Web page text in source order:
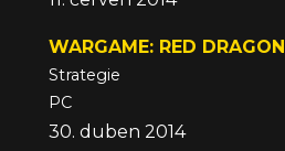
WARGAME: RED DRAGON
Strategie
PC
30. duben 2014